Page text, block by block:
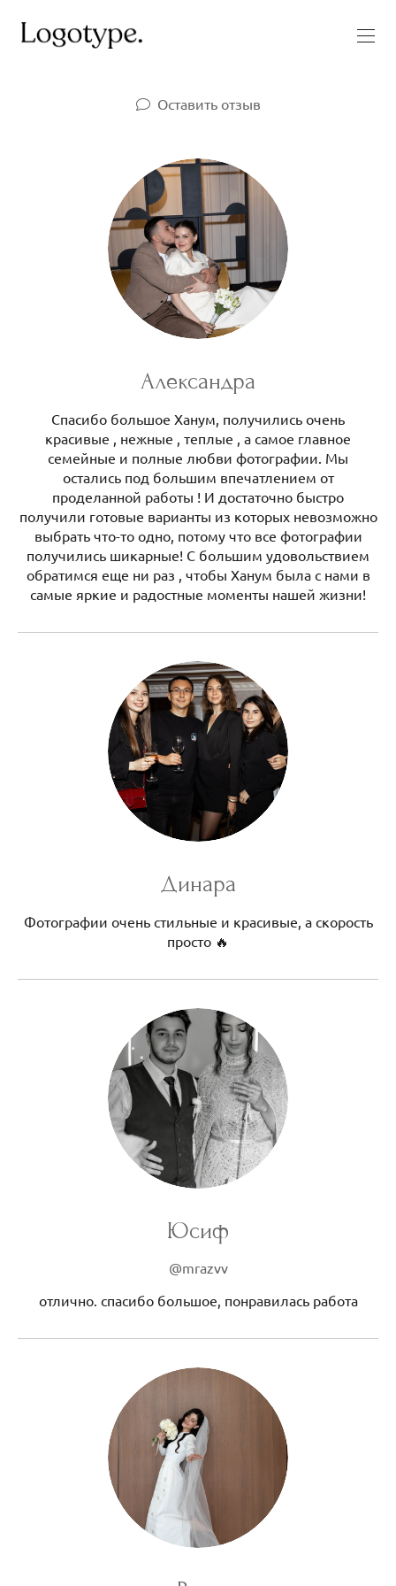
Оставить отзыв
Александра
Спасибо большое Ханум, получились очень
красивые , нежные , теплые , а самое главное
семейные и полные любви фотографии. Мы
остались под большим впечатлением от
проделанной работы ! И достаточно быстро
получили готовые варианты из которых невозможно
выбрать что-то одно, потому что все фотографии
получились шикарные! С большим удовольствием
обратимся еще ни раз , чтобы Ханум была с нами в
самые яркие и радостные моменты нашей жизни!
Динара
Фотографии очень стильные и красивые, а скорость
просто 🔥
Юсиф
@mrazvv
отлично. спасибо большое, понравилась работа